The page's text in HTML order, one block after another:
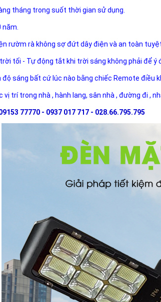
tháng trong suốt thời gian sử dụng.
rườm rà không sợ đứt dây điện và an toàn
tối - Tự động tắt khi trời sáng không phải để
sáng bất cứ lúc nào bằng chiếc Remote điều
trí trong nhà , hành lang, sân nhà , đường đi ,
77770 - 0937 017 717 - 028.66.795.795